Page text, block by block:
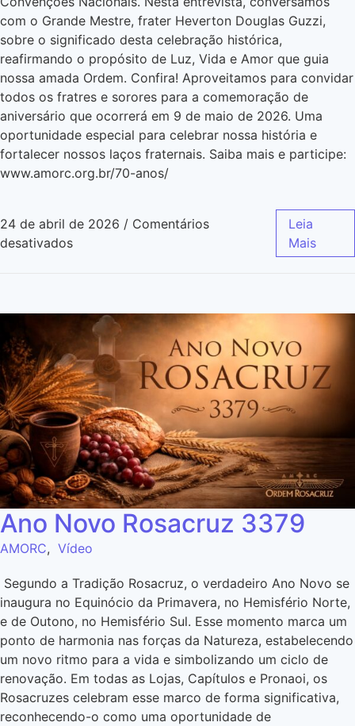
com o Grande Mestre, frater Heverton Douglas Guzzi,
sobre o significado desta celebração histórica,
reafirmando o propósito de Luz, Vida e Amor que guia
nossa amada Ordem. Confira! Aproveitamos para convidar
todos os fratres e sorores para a comemoração de
aniversário que ocorrerá em 9 de maio de 2026. Uma
oportunidade especial para celebrar nossa história e
fortalecer nossos laços fraternais. Saiba mais e participe:
www.amorc.org.br/70-anos/
24 de abril de 2026 / Comentários
desativados
Leia
Mais
Ano Novo Rosacruz 3379
AMORC, Vídeo
Segundo a Tradição Rosacruz, o verdadeiro Ano Novo se
inaugura no Equinócio da Primavera, no Hemisfério Norte,
e de Outono, no Hemisfério Sul. Esse momento marca um
ponto de harmonia nas forças da Natureza, estabelecendo
um novo ritmo para a vida e simbolizando um ciclo de
renovação. Em todas as Lojas, Capítulos e Pronaoi, os
Rosacruzes celebram esse marco de forma significativa,
reconhecendo-o como uma oportunidade de